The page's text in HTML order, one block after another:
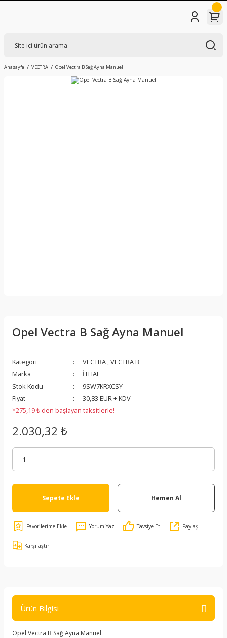
Anasayfa VECTRA Opel Vectra B Sağ Ayna Manuel
Opel Vectra B Sağ Ayna Manuel
Kategori VECTRA ,VECTRA B
Marka
İTHAL
Stok Kodu
9SW7KRXCSY
Fiyat
30,83 EUR + KDV
*275,19 ₺ den başlayan taksitlerle!
2.030,32 ₺
Sepete Ekle Hemen Al
Yorum Yaz Tavsiye Et Paylaş
Karşılaştır
Ürün Bilgisi
Opel Vectra B Sağ Ayna Manuel